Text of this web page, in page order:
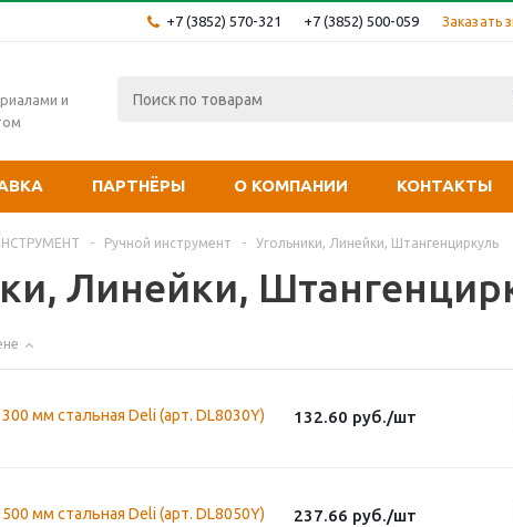
+7 (3852) 570-321 +7 (3852) 500-059 Заказать
и
ПАРТНЁРЫ О КОМПАНИИ КОНТАКТЫ
- Ручной инструмент - Угольники, Линейки, Штангенциркуль
Линейки,
мм стальная Deli (арт. DL8030Y) 132.60 руб./шт
мм стальная Deli (арт. DL8050Y) 237.66 руб./шт